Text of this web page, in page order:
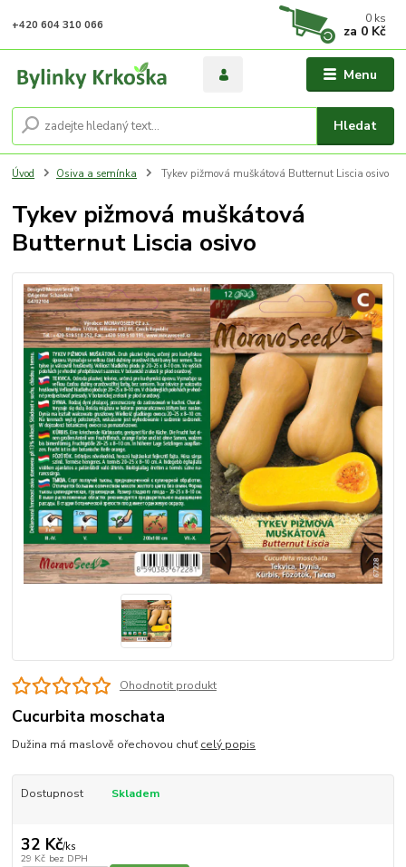
Menu
Hledat
+420 604 310 066 0 ks
za 0 Kč
Úvod Osiva a semínka Tykev pižmová muškátová Butternut Liscia osivo
Tykev pižmová muškátová
Butternut Liscia osivo
Ohodnotit produkt
Cucurbita moschata
Dužina má maslově ořechovou chuťcelý popis
Dostupnost Skladem
32 Kč/ks
29 Kč bez DPH